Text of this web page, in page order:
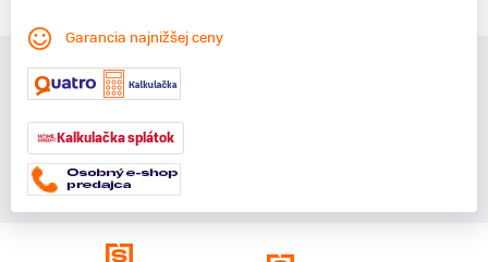
Garancia najnižšej ceny
Kalkulačka splátok